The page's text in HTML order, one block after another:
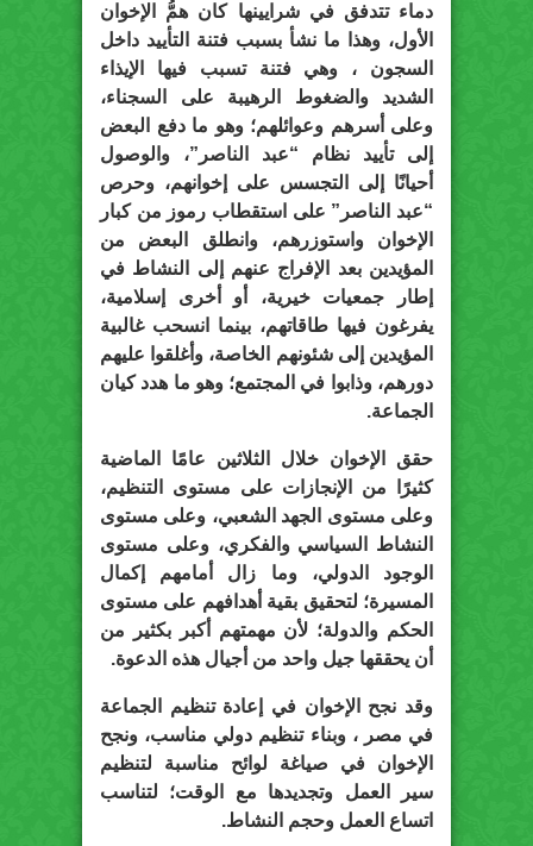
دماء تتدفق في شرايينها كان همُّ الإخوان
الأول، وهذا ما نشأ بسبب فتنة التأييد داخل
السجون ، وهي فتنة تسبب فيها الإيذاء
الشديد والضغوط الرهيبة على السجناء،
وعلى أسرهم وعوائلهم؛ وهو ما دفع البعض
إلى تأييد نظام “عبد الناصر”، والوصول
أحيانًا إلى التجسس على إخوانهم، وحرص
“عبد الناصر” على استقطاب رموز من كبار
الإخوان واستوزرهم، وانطلق البعض من
المؤيدين بعد الإفراج عنهم إلى النشاط في
إطار جمعيات خيرية، أو أخرى إسلامية،
يفرغون فيها طاقاتهم، بينما انسحب غالبية
المؤيدين إلى شئونهم الخاصة، وأغلقوا عليهم
دورهم، وذابوا في المجتمع؛ وهو ما هدد كيان
الجماعة.
حقق الإخوان خلال الثلاثين عامًا الماضية
كثيرًا من الإنجازات على مستوى التنظيم،
وعلى مستوى الجهد الشعبي، وعلى مستوى
النشاط السياسي والفكري، وعلى مستوى
الوجود الدولي، وما زال أمامهم إكمال
المسيرة؛ لتحقيق بقية أهدافهم على مستوى
الحكم والدولة؛ لأن مهمتهم أكبر بكثير من
أن يحققها جيل واحد من أجيال هذه الدعوة.
وقد نجح الإخوان في إعادة تنظيم الجماعة
في مصر ، وبناء تنظيم دولي مناسب، ونجح
الإخوان في صياغة لوائح مناسبة لتنظيم
سير العمل وتجديدها مع الوقت؛ لتناسب
اتساع العمل وحجم النشاط.